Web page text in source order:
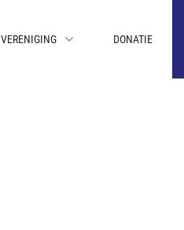
VERENIGING DONATIE